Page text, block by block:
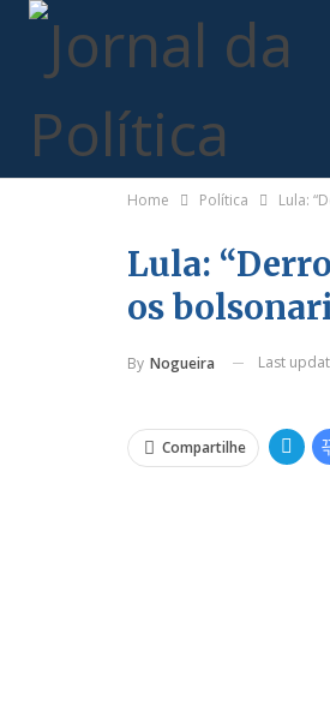
Home Política Lula:
Lula:
os
By Nogueira Last
Compartilhe